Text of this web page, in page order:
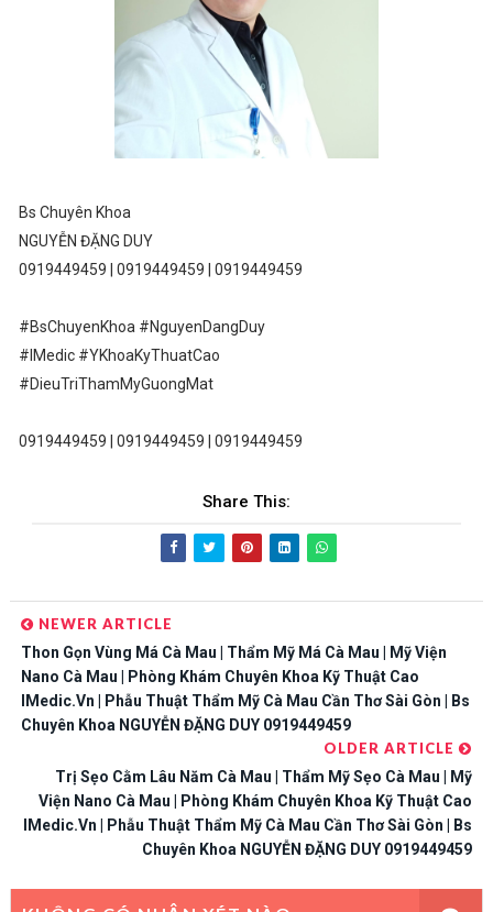
Bs Chuyên Khoa
NGUYỄN ĐẶNG DUY
0919449459 | 0919449459 | 0919449459
#BsChuyenKhoa #NguyenDangDuy
#IMedic #YKhoaKyThuatCao
#DieuTriThamMyGuongMat
0919449459 | 0919449459 | 0919449459
Share This:
NEWER ARTICLE
Thon Gọn Vùng Má Cà Mau | Thẩm Mỹ Má Cà Mau | Mỹ Viện
Nano Cà Mau | Phòng Khám Chuyên Khoa Kỹ Thuật Cao
IMedic.vn | Phẫu Thuật Thẩm Mỹ Cà Mau Cần Thơ Sài Gòn | Bs
Chuyên Khoa NGUYỄN ĐẶNG DUY 0919449459
OLDER ARTICLE
Trị Sẹo Cằm Lâu Năm Cà Mau | Thẩm Mỹ Sẹo Cà Mau | Mỹ
Viện Nano Cà Mau | Phòng Khám Chuyên Khoa Kỹ Thuật Cao
IMedic.vn | Phẫu Thuật Thẩm Mỹ Cà Mau Cần Thơ Sài Gòn | Bs
Chuyên Khoa NGUYỄN ĐẶNG DUY 0919449459